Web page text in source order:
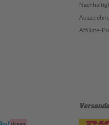
Affiliate-